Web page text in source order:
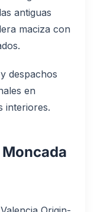
antiguas
maciza con
despachos
en
interiores.